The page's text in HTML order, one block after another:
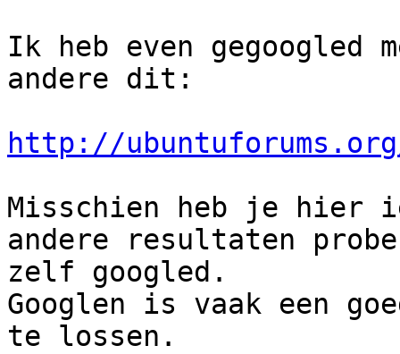
Ik heb even gegoogled
andere dit:
http://
Misschien heb je hier
andere resultaten
zelf googled.
Googlen is vaak een
te lossen.